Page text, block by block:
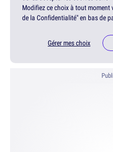
Modifiez ce choix à tout moment
de la Confidentialité" en bas de
Gérer mes choix